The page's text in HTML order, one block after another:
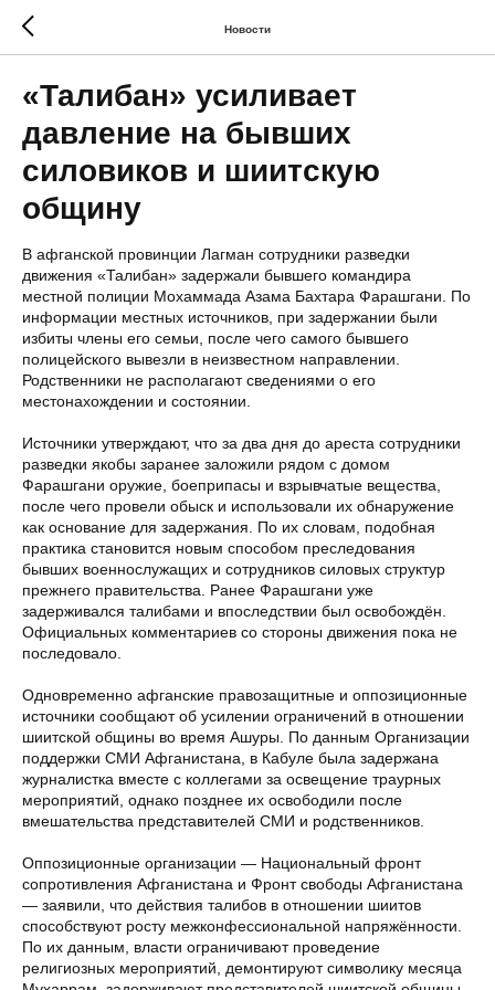
Новости
«Талибан» усиливает
давление на бывших
силовиков и шиитскую
общину
В афганской провинции Лагман сотрудники разведки
движения «Талибан» задержали бывшего командира
местной полиции Мохаммада Азама Бахтара Фарашгани. По
информации местных источников, при задержании были
избиты члены его семьи, после чего самого бывшего
полицейского вывезли в неизвестном направлении.
Родственники не располагают сведениями о его
местонахождении и состоянии.
Источники утверждают, что за два дня до ареста сотрудники
разведки якобы заранее заложили рядом с домом
Фарашгани оружие, боеприпасы и взрывчатые вещества,
после чего провели обыск и использовали их обнаружение
как основание для задержания. По их словам, подобная
практика становится новым способом преследования
бывших военнослужащих и сотрудников силовых структур
прежнего правительства. Ранее Фарашгани уже
задерживался талибами и впоследствии был освобождён.
Официальных комментариев со стороны движения пока не
последовало.
Одновременно афганские правозащитные и оппозиционные
источники сообщают об усилении ограничений в отношении
шиитской общины во время Ашуры. По данным Организации
поддержки СМИ Афганистана, в Кабуле была задержана
журналистка вместе с коллегами за освещение траурных
мероприятий, однако позднее их освободили после
вмешательства представителей СМИ и родственников.
Оппозиционные организации — Национальный фронт
сопротивления Афганистана и Фронт свободы Афганистана
— заявили, что действия талибов в отношении шиитов
способствуют росту межконфессиональной напряжённости.
По их данным, власти ограничивают проведение
религиозных мероприятий, демонтируют символику месяца